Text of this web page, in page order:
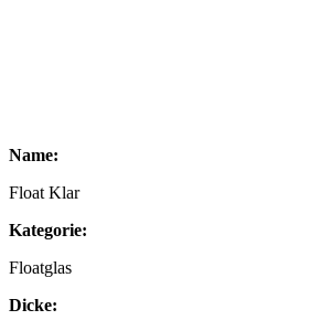
Name:
Float Klar
Kategorie:
Floatglas
Dicke: